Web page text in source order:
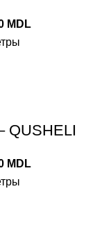
MDL
QUSHELI
MDL